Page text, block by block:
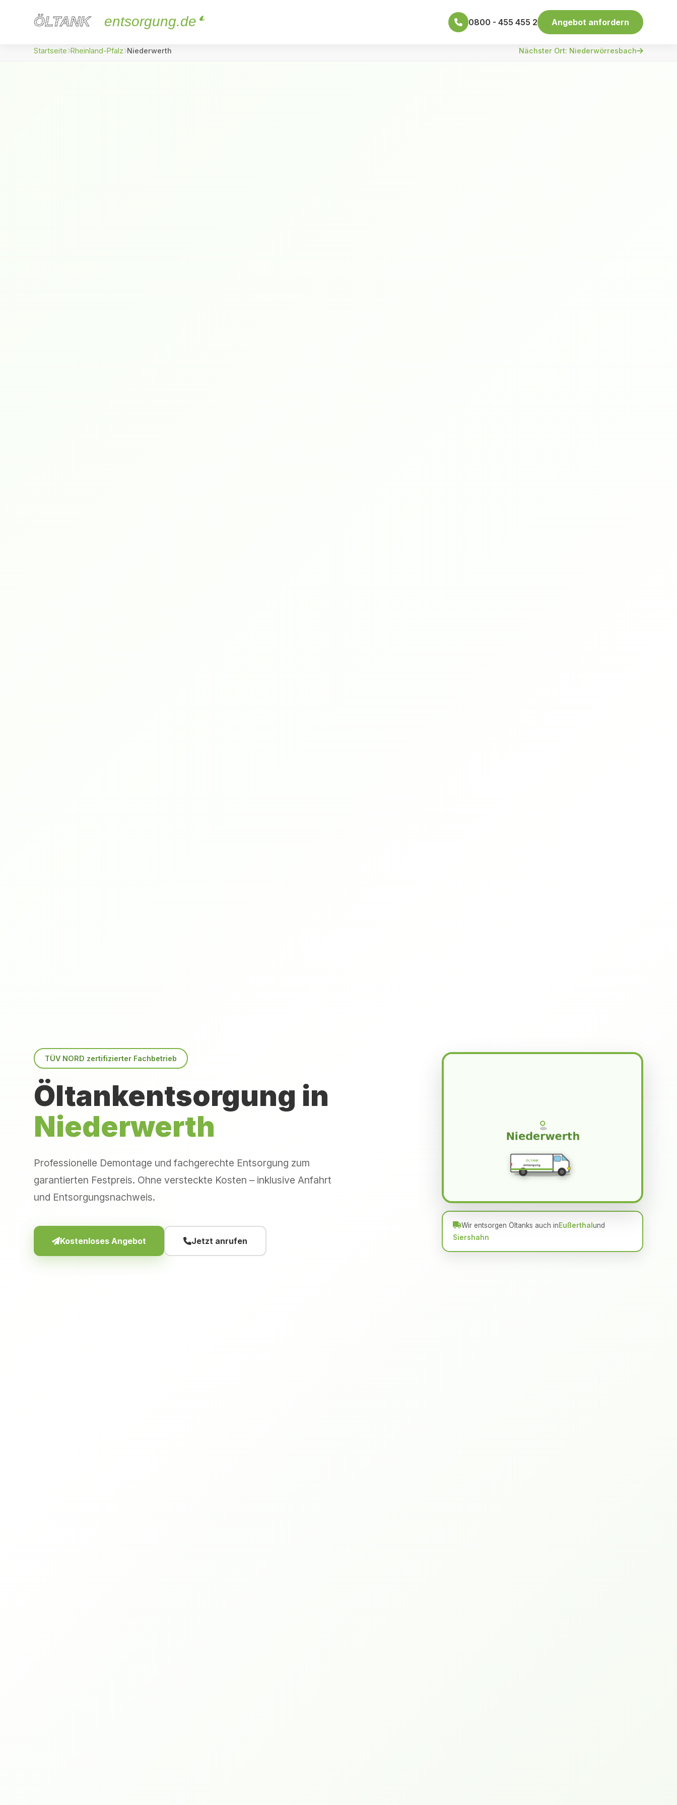
ÖLTANK
ÖLTANK entsorgung.de 0800 - 455 455 2 Angebot anfordern
Startseite Rheinland-Pfalz Niederwerth Nächster Ort: Niederwörresbach
TÜV NORD zertifizierter Fachbetrieb
Öltankentsorgung in
Niederwerth
Professionelle Demontage und fachgerechte Entsorgung zum
garantierten Festpreis. Ohne versteckte Kosten – inklusive Anfahrt
und Entsorgungsnachweis.
Kostenloses Angebot Jetzt anrufen
ÖLTANK
entsorgung
Wir entsorgen Öltanks auch inEußerthalund
Siershahn